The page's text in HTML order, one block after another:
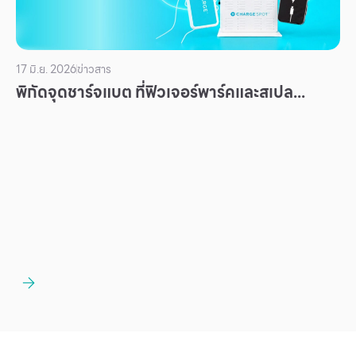
17 มิ.ย. 2026ข่าวสาร
พิกัดจุดชาร์จแบต ที่ฟิวเจอร์พาร์คและสเปล...